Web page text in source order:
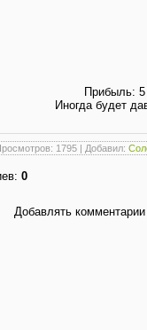
Прибыль: 5
Иногда будет
: 1795 | Добавил:
: 0
Добавлять комментарии